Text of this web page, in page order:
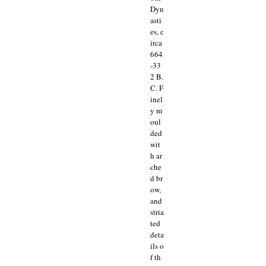
Dyn
asti
es, c
irca
664
-33
2 B.
C. F
inel
y m
oul
ded
wit
h ar
che
d br
ow,
and
stria
ted
deta
ils o
f th